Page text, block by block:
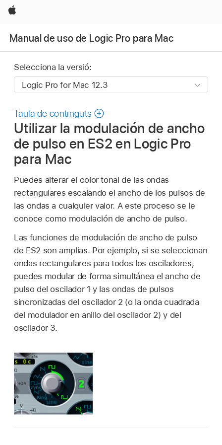
Apple
Manual de uso de Logic Pro para Mac
Selecciona la versió:
Taula de continguts
Utilizar la modulación de ancho
de pulso en ES2 en Logic Pro
para Mac
Puedes alterar el color tonal de las ondas
rectangulares escalando el ancho de los pulsos de
las ondas a cualquier valor. A este proceso se le
conoce como modulación de ancho de pulso.
Las funciones de modulación de ancho de pulso
de ES2 son amplias. Por ejemplo, si se seleccionan
ondas rectangulares para todos los osciladores,
puedes modular de forma simultánea el ancho de
pulso del oscilador 1 y las ondas de pulsos
sincronizadas del oscilador 2 (o la onda cuadrada
del modulador en anillo del oscilador 2) y del
oscilador 3.